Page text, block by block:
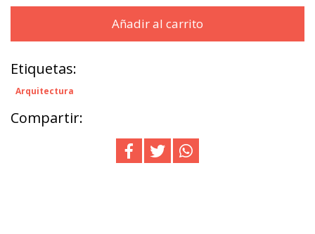
Añadir al carrito
Etiquetas:
Arquitectura
Compartir: